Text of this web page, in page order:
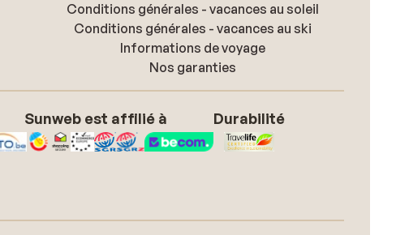
Conditions générales - vacances au soleil
Conditions générales - vacances au ski
Informations de voyage
Nos garanties
Sunweb est affilié à Durabilité